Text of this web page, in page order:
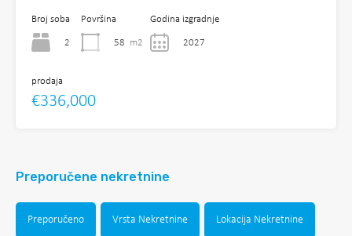
Broj soba
2
Površina
58 m2
Godina izgradnje
2027
prodaja
€336,000
Preporučene nekretnine
Preporučeno Vrsta Nekretnine Lokacija Nekretnine